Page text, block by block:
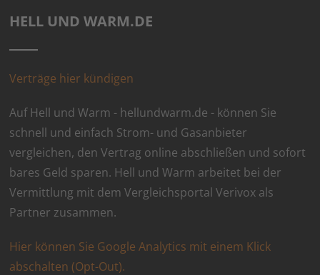
HELL UND WARM.DE
Verträge hier kündigen
Auf Hell und Warm - hellundwarm.de - können Sie
schnell und einfach Strom- und Gasanbieter
vergleichen, den Vertrag online abschließen und sofort
bares Geld sparen. Hell und Warm arbeitet bei der
Vermittlung mit dem Vergleichsportal Verivox als
Partner zusammen.
Hier können Sie Google Analytics mit einem Klick
abschalten (Opt-Out).